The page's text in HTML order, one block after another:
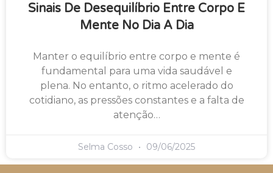
Sinais De Desequilíbrio Entre Corpo E
Mente No Dia A Dia
Manter o equilíbrio entre corpo e mente é
fundamental para uma vida saudável e
plena. No entanto, o ritmo acelerado do
cotidiano, as pressões constantes e a falta de
atenção…
Selma Cosso 09/06/2025